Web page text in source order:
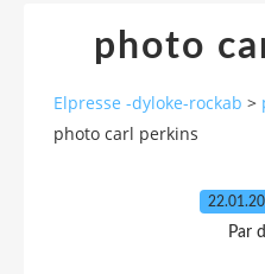
photo
Elpresse -dyloke-rockab >
photo carl perkins
Par